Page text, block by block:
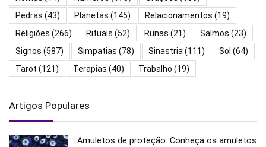
Pedras (43) Planetas (145) Relacionamentos (19)
Religiões (266) Rituais (52) Runas (21) Salmos (23)
Signos (587) Simpatias (78) Sinastria(111) Sol (64)
Tarot (121) Terapias (40) Trabalho (19)
Artigos Populares
Amuletos de proteção: Conheça os amuletos